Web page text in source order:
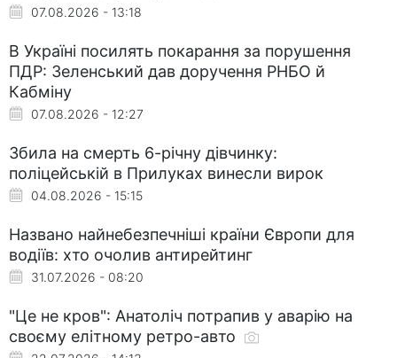
07.08.2026 - 13:18
В Україні посилять покарання за порушення
ПДР: Зеленський дав доручення РНБО й
Кабміну
07.08.2026 - 12:27
Збила на смерть 6-річну дівчинку:
поліцейській в Прилуках винесли вирок
04.08.2026 - 15:15
Названо найнебезпечніші країни Європи для
водіїв: хто очолив антирейтинг
31.07.2026 - 08:20
"Це не кров": Анатоліч потрапив у аварію на
своєму елітному ретро-авто